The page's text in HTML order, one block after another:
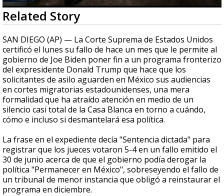
0
seconds
of
3
minutes,
3
seconds
Related Story
SAN DIEGO (AP) — La Corte Suprema de Estados Unidos
certificó el lunes su fallo de hace un mes que le permite al
gobierno de Joe Biden poner fin a un programa fronterizo
del expresidente Donald Trump que hace que los
solicitantes de asilo aguarden en México sus audiencias
en cortes migratorias estadounidenses, una mera
formalidad que ha atraído atención en medio de un
silencio casi total de la Casa Blanca en torno a cuándo,
cómo e incluso si desmantelará esa política.
La frase en el expediente decía "Sentencia dictada" para
registrar que los jueces votaron 5-4 en un fallo emitido el
30 de junio acerca de que el gobierno podía derogar la
política "Permanecer en México", sobreseyendo el fallo de
un tribunal de menor instancia que obligó a reinstaurar el
programa en diciembre.